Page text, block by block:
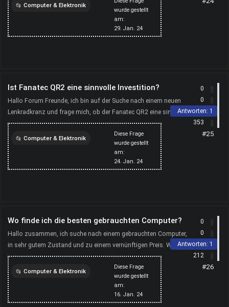
wurde gestellt
am:
29. Jan. 24
Computer & Elektronik
Ist Fanatec QR2 eine sinnvolle Investition?
Hallo Forum Freunde, ich bin auf der Suche nach einem neuen
Lenkradkranz und frage mich, ob der Fanatec QR2 eine sinnvolle
Investition ist. Wer hat Erfahrungen damit und ...
Diese Frage
wurde gestellt
am:
24. Jan. 24
Computer & Elektronik
0
0
Antworten: 1
353
#25
Wo finde ich die besten gebrauchten Computer?
Hallo zusammen, ich suche nach einem gebrauchten Computer,
in sehr gutem Zustand und zu einem vernünftigen Preis. Wo
habt ihr die besten Erfahrungen beim Kauf von Gebrauc...
Diese Frage
wurde gestellt
am:
16. Jan. 24
Computer & Elektronik
0
0
Antworten: 1
212
#26